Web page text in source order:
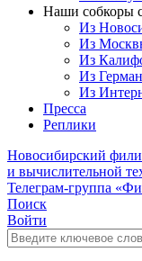
Наши собкоры
Из
Из
Из
Из
Из
Пресса
Реплики
Новосибирский
и вычислительной
Телеграм-группа
Поиск
Войти